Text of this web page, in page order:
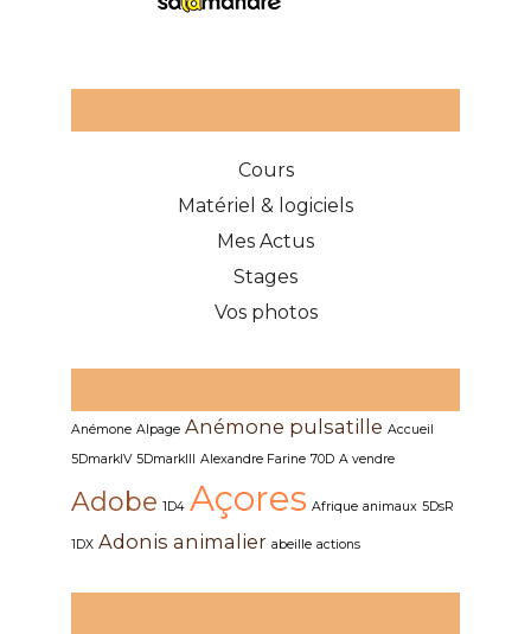
Cours
Matériel & logiciels
Mes Actus
Stages
Vos photos
Anémone Alpage Anémone pulsatille Accueil
5DmarkIV 5DmarkIII Alexandre Farine 70D A vendre
Adobe 1D4 Açores Afrique animaux 5DsR
1DX Adonis animalier abeille actions